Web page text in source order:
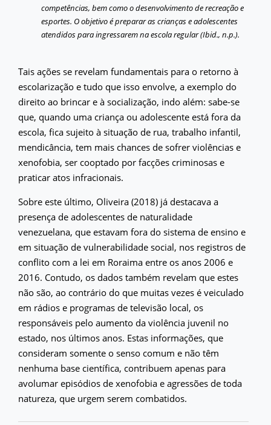
competências, bem como o desenvolvimento de recreação e
esportes. O objetivo é preparar as crianças e adolescentes
atendidos para ingressarem na escola regular (Ibid., n.p.).
Tais ações se revelam fundamentais para o retorno à
escolarização e tudo que isso envolve, a exemplo do
direito ao brincar e à socialização, indo além: sabe-se
que, quando uma criança ou adolescente está fora da
escola, fica sujeito à situação de rua, trabalho infantil,
mendicância, tem mais chances de sofrer violências e
xenofobia, ser cooptado por facções criminosas e
praticar atos infracionais.
Sobre este último, Oliveira (2018) já destacava a
presença de adolescentes de naturalidade
venezuelana, que estavam fora do sistema de ensino e
em situação de vulnerabilidade social, nos registros de
conflito com a lei em Roraima entre os anos 2006 e
2016. Contudo, os dados também revelam que estes
não são, ao contrário do que muitas vezes é veiculado
em rádios e programas de televisão local, os
responsáveis pelo aumento da violência juvenil no
estado, nos últimos anos. Estas informações, que
consideram somente o senso comum e não têm
nenhuma base científica, contribuem apenas para
avolumar episódios de xenofobia e agressões de toda
natureza, que urgem serem combatidos.